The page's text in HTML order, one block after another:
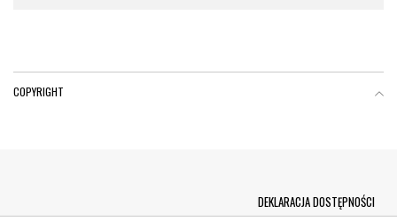
COPYRIGHT
DEKLARACJA DOSTĘPNOŚCI